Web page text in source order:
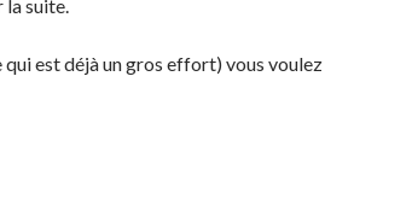
la suite.
qui est déjà un gros effort) vous voulez